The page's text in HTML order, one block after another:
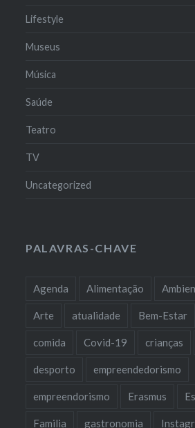
Lifestyle
Museus
Música
Saúde
Teatro
TV
Uncategorized
PALAVRAS-CHAVE
Agenda Alimentação
Arte atualidade Bem-Estar
comida Covid-19 crianças
desporto empreendedorismo
empreendorismo Erasmus
Familia gastronomia